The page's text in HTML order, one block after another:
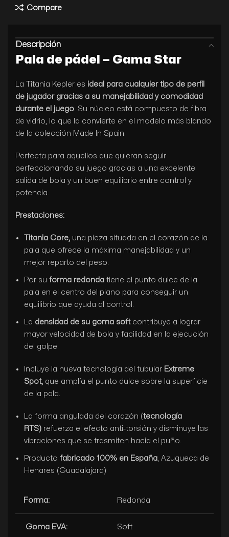
Compare
Descripción
Pala de pádel – Gama Star
La Titania Kepler es ideal para cualquier tipo de perfil
de jugador gracias a su manejabilidad y comodidad
durante el juego. Su núcleo está compuesto de fibra
de vidrio, lo que la convierte en el modelo más blando
de la colección Made In Spain.
Perfecta para aquellos que quieran seguir
perfeccionando su juego gracias a una excelente
salida de bola y un buen equilibrio entre control y
potencia.
Prestaciones:
Titania Core, una pieza situada en el corazón de la
pala que ofrece la máxima manejabilidad y un
mejor reparto del peso.
Por su forma redonda tiene el punto dulce de la
pala en el centro del plano para conseguir un
equilibrio que ayuda al control.
La densidad de su goma softcontribuye a lograr
mayor velocidad de bola y facilidad en la ejecución
del golpe.
Incluye la nueva tecnología del tubular Extreme
Spot, que amplía el punto dulce sobre la superficie
de la pala.
La forma angulada del corazón (tecnología
RTS) refuerza el efecto anti-torsión y disminuye las
vibraciones que se trasmiten hacia el puño.
Producto fabricado 100% en España, Azuqueca de
Henares (Guadalajara)
Forma: Redonda
Goma EVA: Soft